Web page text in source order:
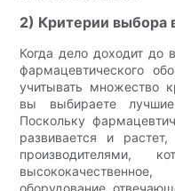
2) Критерии выбора
Когда дело доходит до
фармацевтического
учитывать множество
вы выбираете
Поскольку
развивается и
производителями,